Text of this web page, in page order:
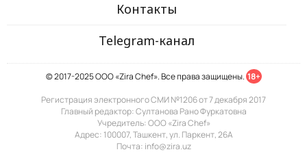
Контакты
Telegram-канал
© 2017-2025 ООО «Zira Chef». Все права защищены. 18+
Регистрация электронного СМИ №1206 от 7 декабря 2017
Главный редактор: Султанова Рано Фуркатовна
Учредитель: ООО «Zira Chef»
Адрес: 100007, Ташкент, ул. Паркент, 26А
Почта: info@zira.uz